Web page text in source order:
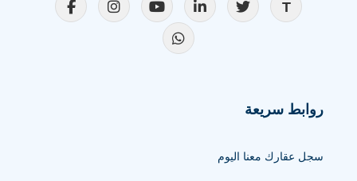
روابط سريعة
سجل عقارك معنا اليوم